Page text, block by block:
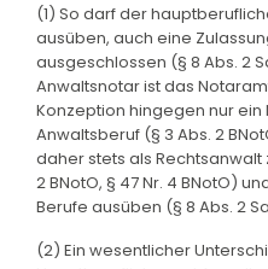
(1) So darf der
ausüben, auch eine
ausgeschlossen (§ 8 Abs. 2
Anwaltsnotar ist das
Konzeption hingegen nur
Anwaltsberuf (§ 3 Abs. 2
daher stets als Rechtsanwalt
2 BNotO, § 47 Nr. 4 BNotO)
Berufe ausüben (§ 8 Abs. 2
(2) Ein wesentlicher